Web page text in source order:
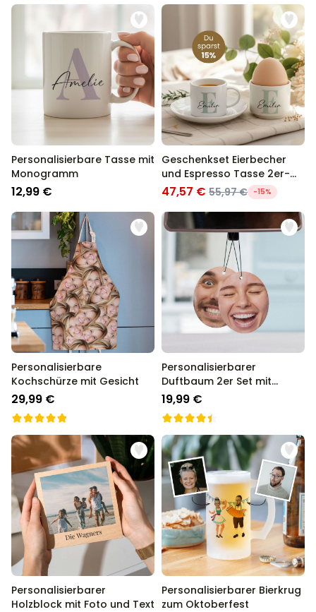
Personalisierbare Tasse mit
Monogramm
12,99 €
Geschenkset Eierbecher
und Espresso Tasse 2er-
Set
47,57 € 55,97 € -15%
Personalisierbare
Kochschürze mit Gesicht
29,99 €
Personalisierbarer
Duftbaum 2er Set mit
Gesicht
19,99 €
Personalisierbarer
Holzblock mit Foto und Text
Personalisierbarer Bierkrug
zum Oktoberfest